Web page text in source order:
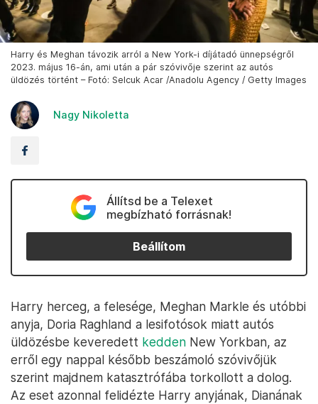
Harry és Meghan távozik arról a New York-i díjátadó ünnepségről
2023. május 16-án, ami után a pár szóvivője szerint az autós
üldözés történt – Fotó: Selcuk Acar /Anadolu Agency / Getty Images
Nagy Nikoletta
Állítsd be a Telexet
megbízható forrásnak!
Beállítom
Harry herceg, a felesége, Meghan Markle és utóbbi
anyja, Doria Raghland a lesifotósok miatt autós
üldözésbe keveredett kedden New Yorkban, az
erről egy nappal később beszámoló szóvivőjük
szerint majdnem katasztrófába torkollott a dolog.
Az eset azonnal felidézte Harry anyjának, Dianának